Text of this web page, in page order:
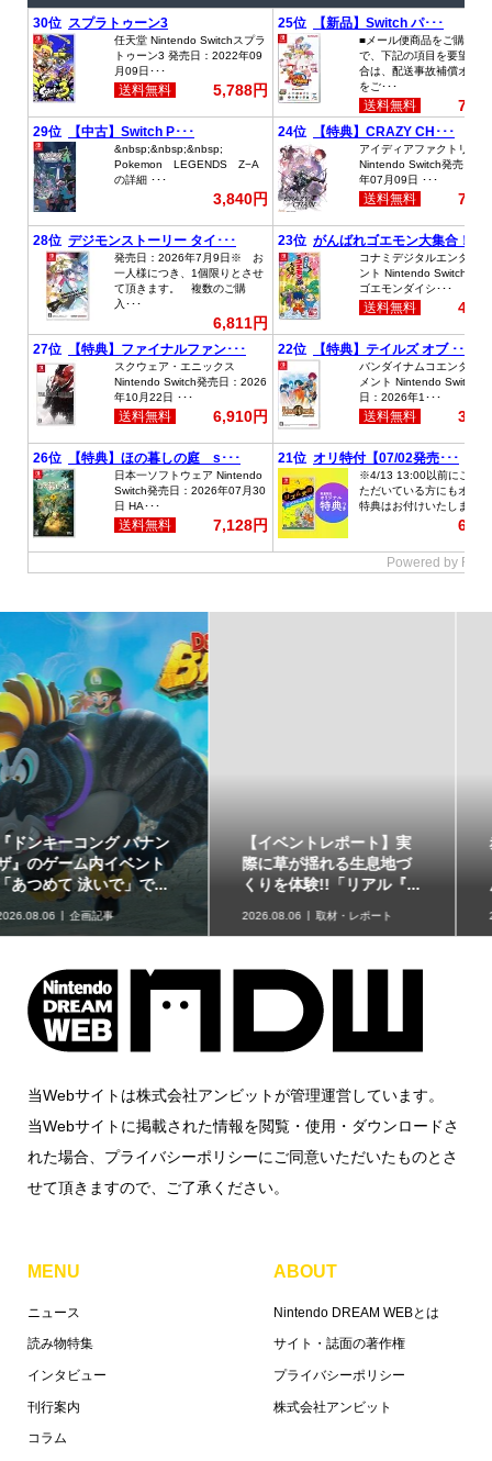
【イベントレポート】実
際に草が揺れる生息地づ
くりを体験!!「リアル『...
2026.08.06 取材・レポート
赤ちゃん向けスピナー
「KIRBY ピタッとくるる
ん♪カービィスピナー」...
2026.08.06 グッズ情報
当Webサイトは株式会社アンビットが管理運営しています。
当Webサイトに掲載された情報を閲覧・使用・ダウンロードさ
れた場合、プライバシーポリシーにご同意いただいたものとさ
せて頂きますので、ご了承ください。
MENU
ニュース
読み物特集
インタビュー
刊行案内
コラム
ABOUT
Nintendo DREAM WEBとは
サイト・誌面の著作権
プライバシーポリシー
株式会社アンビット